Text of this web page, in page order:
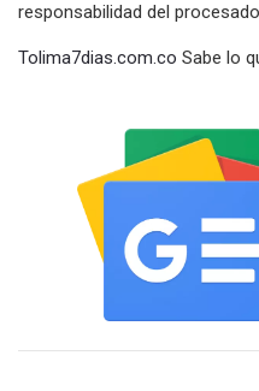
responsabilidad del
Tolima7dias.com.co Sabe lo